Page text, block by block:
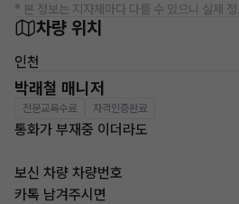
* 본 정보는 지자체마다 다를 수 있으니 실제
차량 위치
인천
박래철 매니저
전문교육수료 자격인증완료
통화가 부재중 이더라도
보신 차량 차량번호
카톡 남겨주시면